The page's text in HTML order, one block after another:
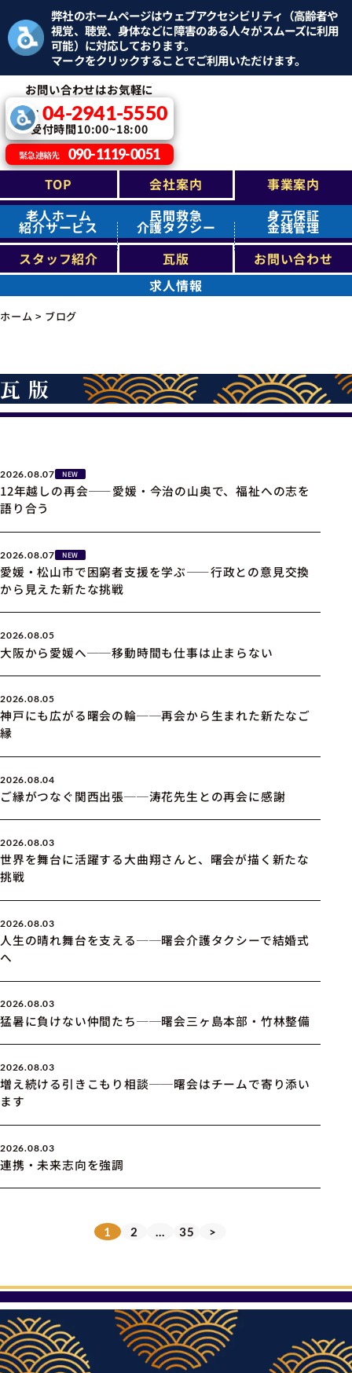
弊社のホームページはウェブアクセシビリティ（高齢者や
視覚、聴覚、身体などに障害のある人々がスムーズに利用
可能）に対応しております。
マークをクリックすることでご利用いただけます。
お問い合わせはお気軽に
TEL：04-2941-5550
受付時間10:00~18:00
緊急連絡先 090-1119-0051
TOP 会社案内
事業案内
老人ホーム
紹介サービス
民間救急
介護タクシー
身元保証
金銭管理
スタッフ紹介
瓦版
お問い合わせ
求人情報
ホーム > ブログ
瓦版
2026.08.07 NEW
12年越しの再会――愛媛・今治の山奥で、福祉への志を
語り合う
2026.08.07 NEW
愛媛・松山市で困窮者支援を学ぶ――行政との意見交換
から見えた新たな挑戦
2026.08.05
大阪から愛媛へ──移動時間も仕事は止まらない
2026.08.05
神戸にも広がる曙会の輪──再会から生まれた新たなご
縁
2026.08.04
ご縁がつなぐ関西出張──涛花先生との再会に感謝
2026.08.03
世界を舞台に活躍する大曲翔さんと、曙会が描く新たな
挑戦
2026.08.03
人生の晴れ舞台を支える──曙会介護タクシーで結婚式
へ
2026.08.03
猛暑に負けない仲間たち──曙会三ヶ島本部・竹林整備
2026.08.03
増え続ける引きこもり相談──曙会はチームで寄り添い
ます
2026.08.03
連携・未来志向を強調
1 2 … 35 >